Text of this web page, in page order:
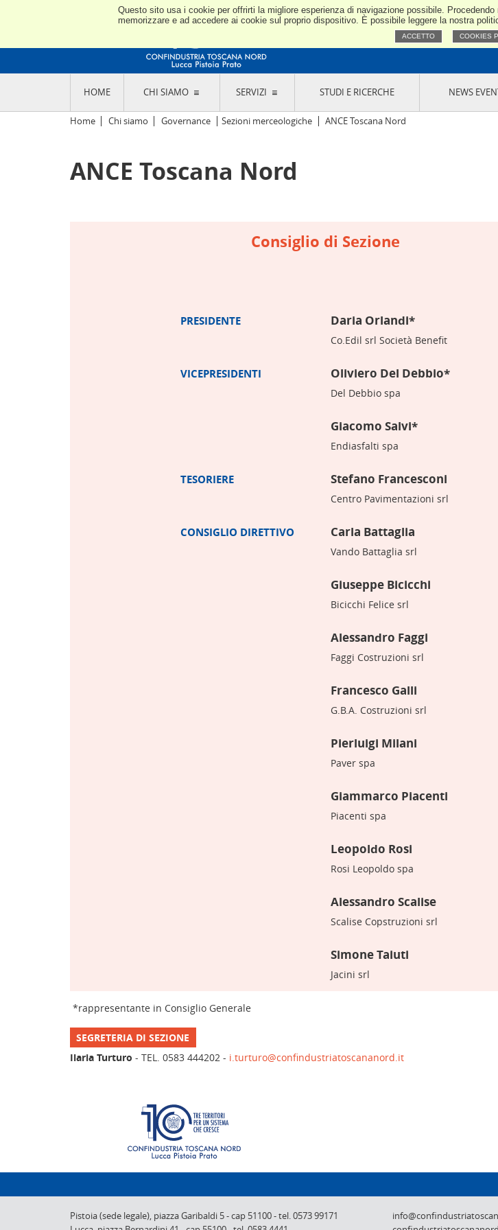
Questo sito usa i cookie per offrirti la migliore esperienza di navigazione possibile.
memorizzare e ad accedere ai cookie sul proprio dispositivo. È possibile leggere la nostra
ACCETTO COOKIES
Confindustria
HOME CHI SIAMO
L'ASSOCIAZIONE
CODICE ETICO E DEI VALORI ASSOCIATIVI
TRASPARENZA CONTRIBUTI PUBBLICI
GOVERNANCE
SEZIONI MERCEOLOGICHE
COMITATO PICCOLA
INDUSTRIA
SERVIZI
RISERVATI AI SOCI
STUDI E RICERCHE NEWS
NEWS
Home Chi siamo Governance Sezioni merceologiche ANCE Toscana Nord
ANCE Toscana Nord
Consiglio di Sezione
PRESIDENTE Daria Orlandi*
Co.Edil srl Società Benefit
VICEPRESIDENTI Oliviero Del Debbio*
Del Debbio spa
Giacomo Salvi*
Endiasfalti spa
TESORIERE Stefano Francesconi
Centro Pavimentazioni srl
CONSIGLIO DIRETTIVO Carla Battaglia
Vando Battaglia srl
Giuseppe Bicicchi
Bicicchi Felice srl
Alessandro Faggi
Faggi Costruzioni srl
Francesco Galli
G.B.A. Costruzioni srl
Pierluigi Milani
Paver spa
Giammarco Piacenti
Piacenti spa
Leopoldo Rosi
Rosi Leopoldo spa
Alessandro Scalise
Scalise Copstruzioni srl
Simone Taiuti
Jacini srl
*rappresentante in Consiglio Generale
SEGRETERIA DI SEZIONE
Ilaria Turturo - TEL. 0583 444202 - i.turturo@confindustriatoscananord.it
Pistoia (sede legale), piazza Garibaldi 5-cap 51100-tel. 0573 99171